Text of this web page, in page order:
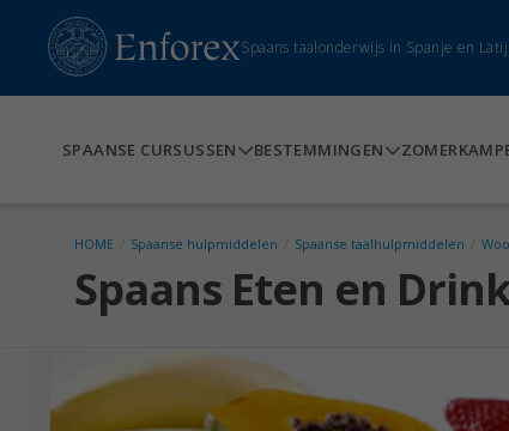
Spaans taalonderwijs in Spanje en
SPAANSE CURSUSSEN BESTEMMINGEN
HOME Spaanse hulpmiddelen Spaanse taalhulpmiddelen
Spaans Eten en